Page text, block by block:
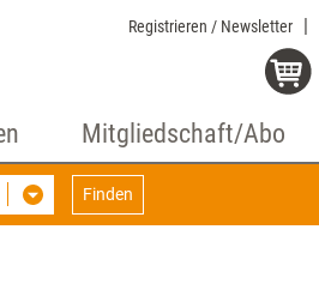
Registrieren / Newsletter
Mitgliedschaft/Abo
Finden